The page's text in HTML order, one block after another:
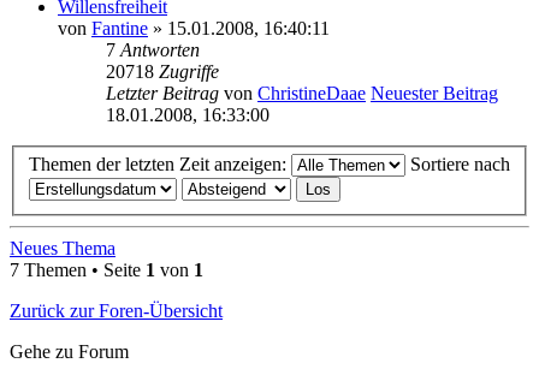
Willensfreiheit
von Fantine » 15.01.2008, 16:40:11
7 Antworten
20718 Zugriffe
Letzter Beitrag von ChristineDaae Neuester Beitrag
18.01.2008, 16:33:00
Themen der letzten Zeit anzeigen: Sortiere nach
Neues Thema
7 Themen • Seite 1 von 1
Zurück zur Foren-Übersicht
Gehe zu Forum